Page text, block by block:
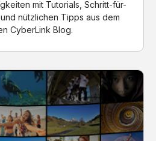
mit Tutorials, Schritt-für-
nützlichen Tipps aus dem
CyberLink Blog.